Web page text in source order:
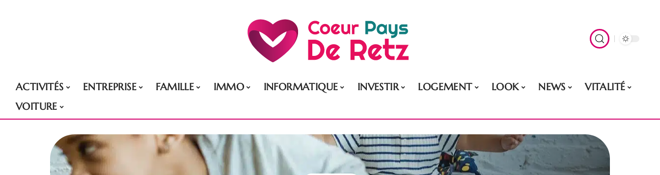
ACTIVITÉS ENTREPRISE FAMILLE IMMO INFORMATIQUE INVESTIR LOGEMENT LOOK NEWS
VITALITÉ
VOITURE